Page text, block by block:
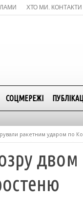
ХТО МИ. КОНТАКТИ
СОЦМЕРЕЖІ
ракетним ударом по